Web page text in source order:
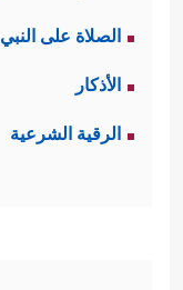
الصلاة على النبي
الأذكار
الرقية الشرعية